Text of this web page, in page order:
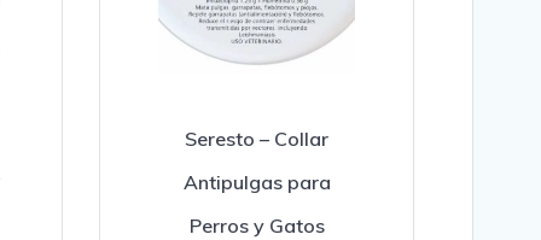
Seresto – Collar
Antipulgas para
Perros y Gatos